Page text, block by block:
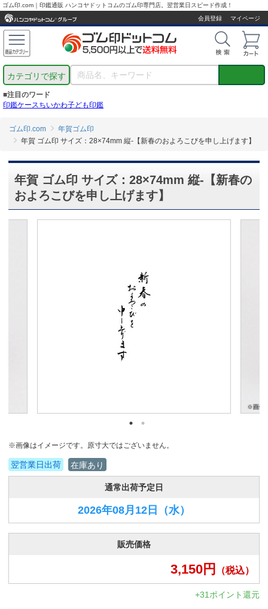
ゴム印.com｜印鑑通販 ハンコヤドットコムのゴム印専門店。翌営業日スピード作成！
会員登録
マイページ
カテゴリで探す
■注目のワード
印鑑ケースちいかわ子ども印鑑
ゴム印.com
年賀ゴム印
年賀 ゴム印 サイズ：28×74mm 縦-【新春のおよろこびを申し上げます】
年賀 ゴム印 サイズ：28×74mm 縦-【新春の
およろこびを申し上げます】
※画像はイメージです。原寸大ではございません。
翌営業日出荷 在庫あり
通常出荷予定日
2026年08月12日 （水）
販売価格
3,150円 （税込）
+31ポイント還元